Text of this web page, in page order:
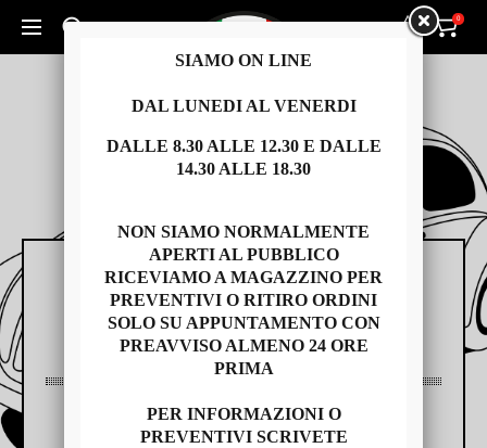
Cerca un prodotto... 0 0
RICAMBI
AUTO USATE
SIAMO ON LINE
DAL LUNEDI AL VENERDI
DALLE 8.30 ALLE 12.30 E DALLE
14.30 ALLE 18.30
NON SIAMO NORMALMENTE
APERTI AL PUBBLICO
RICEVIAMO A MAGAZZINO PER
PREVENTIVI O RITIRO ORDINI
SOLO SU APPUNTAMENTO CON
PREAVVISO ALMENO 24 ORE
PRIMA
PER INFORMAZIONI O
PREVENTIVI SCRIVETE